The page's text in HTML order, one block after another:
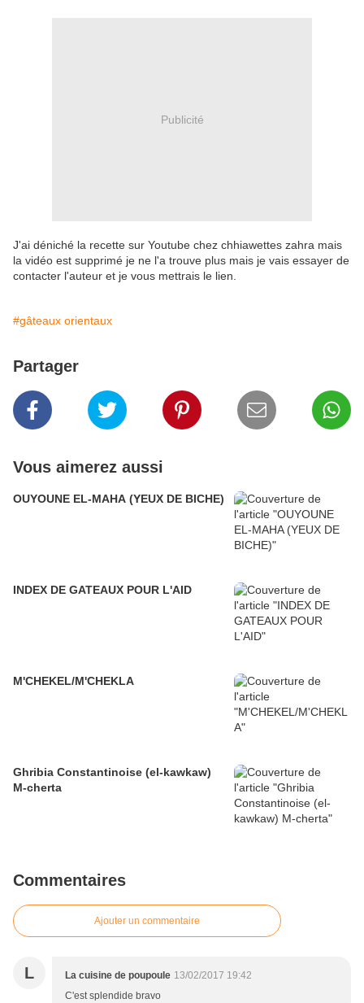
Publicité
J'ai déniché la recette sur Youtube chez chhiawettes zahra mais
la vidéo est supprimé je ne l'a trouve plus mais je vais essayer de
contacter l'auteur et je vous mettrais le lien.
#gâteaux orientaux
Partager
Vous aimerez aussi
OUYOUNE EL-MAHA (YEUX DE BICHE)
INDEX DE GATEAUX POUR L'AID
M'CHEKEL/M'CHEKLA
Ghribia Constantinoise (el-kawkaw)
M-cherta
Commentaires
Ajouter un commentaire
L La cuisine de poupoule 13/02/2017 19:42
C'est splendide bravo